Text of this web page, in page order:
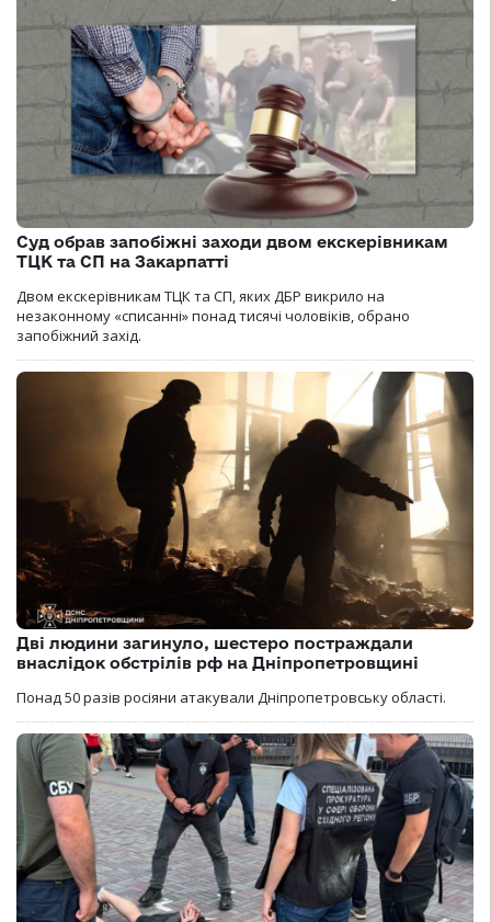
Суд обрав запобіжні заходи двом екскерівникам
ТЦК та СП на Закарпатті
Двом екскерівникам ТЦК та СП, яких ДБР викрило на
незаконному «списанні» понад тисячі чоловіків, обрано
запобіжний захід.
Дві людини загинуло, шестеро постраждали
внаслідок обстрілів рф на Дніпропетровщині
Понад 50 разів росіяни атакували Дніпропетровську області.